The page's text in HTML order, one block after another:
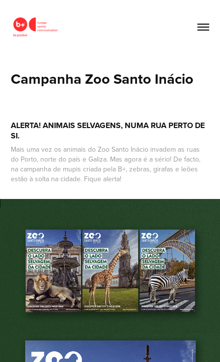
Campanha Zoo Santo Inácio
ALERTA! ANIMAIS SELVAGENS, NUMA RUA PERTO DE
SI.
Mais uma vez os animais do Zoo Santo Inácio invadem as ruas
do Porto, norte do país e Galiza. Mas agora é a sério! De facto,
na campanha de mupis criada pela B+, zebras, girafas e leões
estão à solta na cidade. Fique alerta!